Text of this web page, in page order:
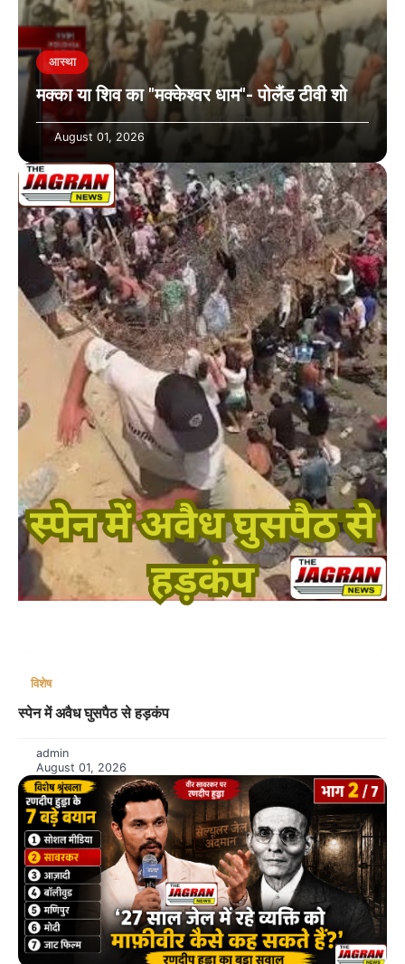
आस्था
मक्का या शिव का "मक्केश्वर धाम"- पोलैंड टीवी शो
August 01, 2026
विशेष
स्पेन में अवैध घुसपैठ से हड़कंप
admin
August 01, 2026